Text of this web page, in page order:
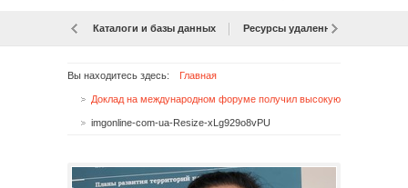
Каталоги и базы данных Ресурсы удаленного доступа
Вы находитесь здесь: Главная
imgonline-com-ua-Resize-xLg929o8vPU